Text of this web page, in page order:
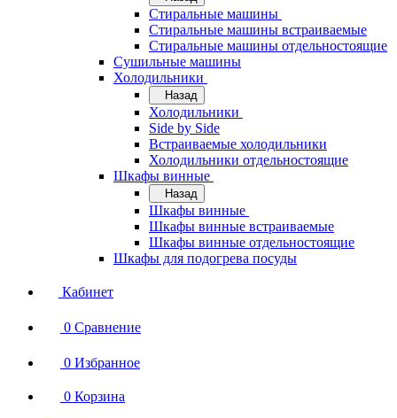
Стиральные машины
Стиральные машины встраиваемые
Стиральные машины отдельностоящие
Сушильные машины
Холодильники
Назад
Холодильники
Side by Side
Встраиваемые холодильники
Холодильники отдельностоящие
Шкафы винные
Назад
Шкафы винные
Шкафы винные встраиваемые
Шкафы винные отдельностоящие
Шкафы для подогрева посуды
Кабинет
0 Сравнение
0 Избранное
0 Корзина